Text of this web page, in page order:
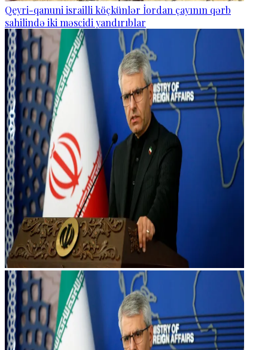
Qeyri-qanuni israilli köçkünlər İordan çayının qərb
sahilində iki məscidi yandırıblar